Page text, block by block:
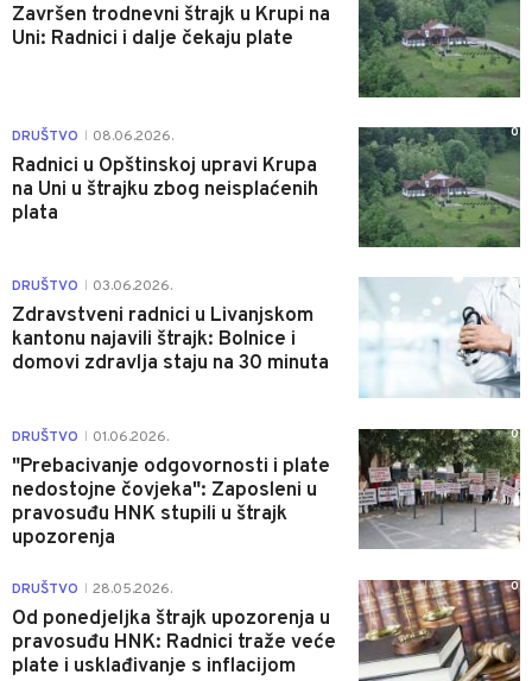
Završen trodnevni štrajk u Krupi na
Uni: Radnici i dalje čekaju plate
DRUŠTVO 08.06.2026.
Radnici u Opštinskoj upravi Krupa
na Uni u štrajku zbog neisplaćenih
plata
0
DRUŠTVO 03.06.2026.
Zdravstveni radnici u Livanjskom
kantonu najavili štrajk: Bolnice i
domovi zdravlja staju na 30 minuta
0
DRUŠTVO 01.06.2026.
"Prebacivanje odgovornosti i plate
nedostojne čovjeka": Zaposleni u
pravosuđu HNK stupili u štrajk
upozorenja
0
DRUŠTVO 28.05.2026.
Od ponedjeljka štrajk upozorenja u
pravosuđu HNK: Radnici traže veće
plate i usklađivanje s inflacijom
0